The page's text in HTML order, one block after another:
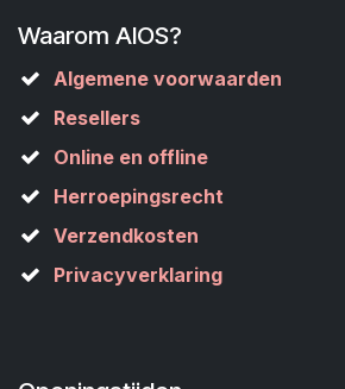
Waarom AIOS?
Algemene voorwaarden
Resellers
Online en offline
Herroepingsrecht
Verzendkosten
Privacyverklaring